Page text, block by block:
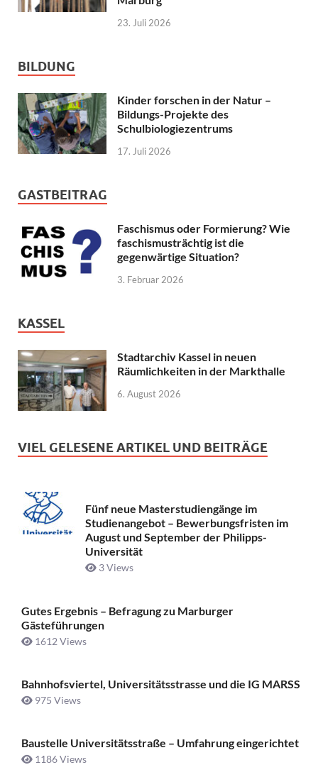
23. Juli 2026
BILDUNG
Kinder forschen in der Natur –
Bildungs-Projekte des
Schulbiologiezentrums
17. Juli 2026
GASTBEITRAG
Faschismus oder Formierung? Wie
faschismusträchtig ist die
gegenwärtige Situation?
3. Februar 2026
KASSEL
Stadtarchiv Kassel in neuen
Räumlichkeiten in der Markthalle
6. August 2026
VIEL GELESENE ARTIKEL UND BEITRÄGE
Fünf neue Masterstudiengänge im
Studienangebot – Bewerbungsfristen im
August und September der Philipps-
Universität
3 Views
Gutes Ergebnis – Befragung zu Marburger
Gästeführungen
1612 Views
Bahnhofsviertel, Universitätsstrasse und die IG MARSS
975 Views
Baustelle Universitätsstraße ­– Umfahrung eingerichtet
1186 Views